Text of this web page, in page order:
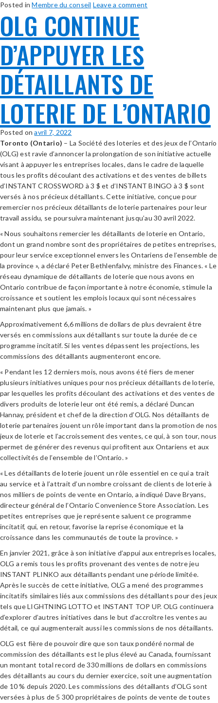
Posted inMembre du conseil Leave a comment
OLG CONTINUE
D’APPUYER LES
DÉTAILLANTS DE
LOTERIE DE L’ONTARIO
Posted onavril 7, 2022
Toronto (Ontario) – La Société des loteries et des jeux de l’Ontario
(OLG) est ravie d’annoncer la prolongation de son initiative actuelle
visant à appuyer les entreprises locales, dans le cadre de laquelle
tous les profits découlant des activations et des ventes de billets
d’INSTANT CROSSWORD à 3 $ et d’INSTANT BINGO à 3 $ sont
versés à nos précieux détaillants. Cette initiative, conçue pour
remercier nos précieux détaillants de loterie partenaires pour leur
travail assidu, se poursuivra maintenant jusqu’au 30 avril 2022.
« Nous souhaitons remercier les détaillants de loterie en Ontario,
dont un grand nombre sont des propriétaires de petites entreprises,
pour leur service exceptionnel envers les Ontariens de l’ensemble de
la province », a déclaré Peter Bethlenfalvy, ministre des Finances. « Le
réseau dynamique de détaillants de loterie que nous avons en
Ontario contribue de façon importante à notre économie, stimule la
croissance et soutient les emplois locaux qui sont nécessaires
maintenant plus que jamais. »
Approximativement 6,6 millions de dollars de plus devraient être
versés en commissions aux détaillants sur toute la durée de ce
programme incitatif. Si les ventes dépassent les projections, les
commissions des détaillants augmenteront encore.
« Pendant les 12 derniers mois, nous avons été fiers de mener
plusieurs initiatives uniques pour nos précieux détaillants de loterie,
par lesquelles les profits découlant des activations et des ventes de
divers produits de loterie leur ont été remis, a déclaré Duncan
Hannay, président et chef de la direction d’OLG. Nos détaillants de
loterie partenaires jouent un rôle important dans la promotion de nos
jeux de loterie et l’accroissement des ventes, ce qui, à son tour, nous
permet de générer des revenus qui profitent aux Ontariens et aux
collectivités de l’ensemble de l’Ontario. »
« Les détaillants de loterie jouent un rôle essentiel en ce qui a trait
au service et à l’attrait d’un nombre croissant de clients de loterie à
nos milliers de points de vente en Ontario, a indiqué Dave Bryans,
directeur général de l’Ontario Convenience Store Association. Les
petites entreprises que je représente saluent ce programme
incitatif, qui, en retour, favorise la reprise économique et la
croissance dans les communautés de toute la province. »
En janvier 2021, grâce à son initiative d’appui aux entreprises locales,
OLG a remis tous les profits provenant des ventes de notre jeu
INSTANT PLINKO aux détaillants pendant une période limitée.
Après le succès de cette initiative, OLG a mené des programmes
incitatifs similaires liés aux commissions des détaillants pour des jeux
tels que LIGHTNING LOTTO et INSTANT TOP UP. OLG continuera
d’explorer d’autres initiatives dans le but d’accroître les ventes au
détail, ce qui augmenterait aussi les commissions de nos détaillants.
OLG est fière de pouvoir dire que son taux pondéré normal de
commission des détaillants est le plus élevé au Canada, fournissant
un montant total record de 330 millions de dollars en commissions
des détaillants au cours du dernier exercice, soit une augmentation
de 10 % depuis 2020. Les commissions des détaillants d’OLG sont
versées à plus de 5 300 propriétaires de points de vente de toutes